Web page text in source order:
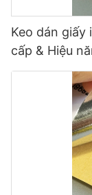
Keo dán giấy
cấp & Hiệu